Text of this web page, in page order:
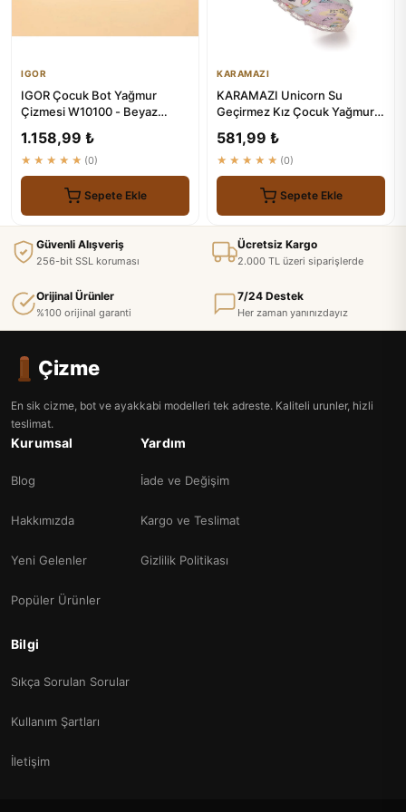
IGOR
IGOR Çocuk Bot Yağmur
Çizmesi W10100 - Beyaz
1.158,99 ₺
★★★★★ (0)
Sepete Ekle
KARAMAZI
KARAMAZI Unicorn Su
Geçirmez Kız Çocuk Yağmur
581,99 ₺
★★★★★ (0)
Sepete Ekle
Güvenli Alışveriş
256-bit SSL koruması
Ücretsiz Kargo
2.000 TL üzeri siparişlerde
Orijinal Ürünler
%100 orijinal garanti
7/24 Destek
Her zaman yanınızdayız
Çizme
En sik cizme, bot ve ayakkabi modelleri tek adreste. Kaliteli urunler, hizli
teslimat.
Kurumsal
Blog
Hakkımızda
Yeni Gelenler
Popüler Ürünler
Yardım
İade ve Değişim
Kargo ve Teslimat
Gizlilik Politikası
Bilgi
Sıkça Sorulan Sorular
Kullanım Şartları
İletişim